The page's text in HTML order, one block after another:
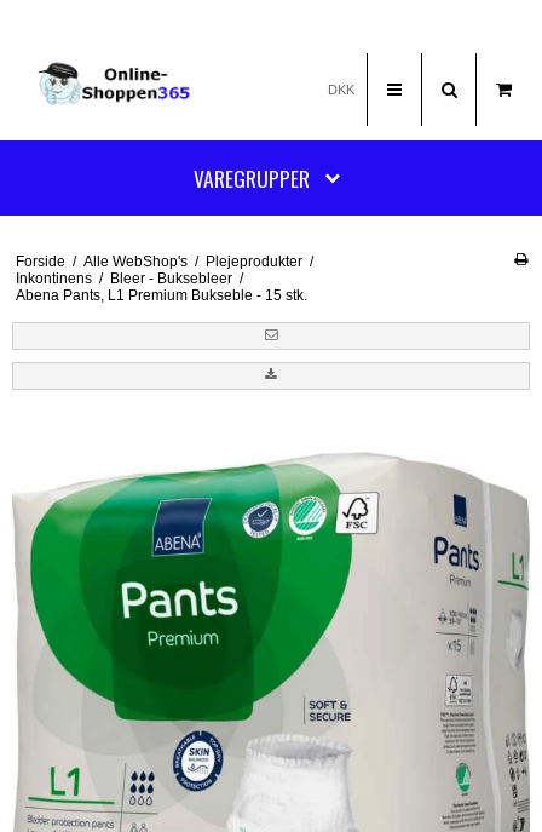
DKK
VAREGRUPPER
Forside / Alle WebShop's / Plejeprodukter /
Inkontinens / Bleer - Buksebleer /
Abena Pants, L1 Premium Bukseble - 15 stk.